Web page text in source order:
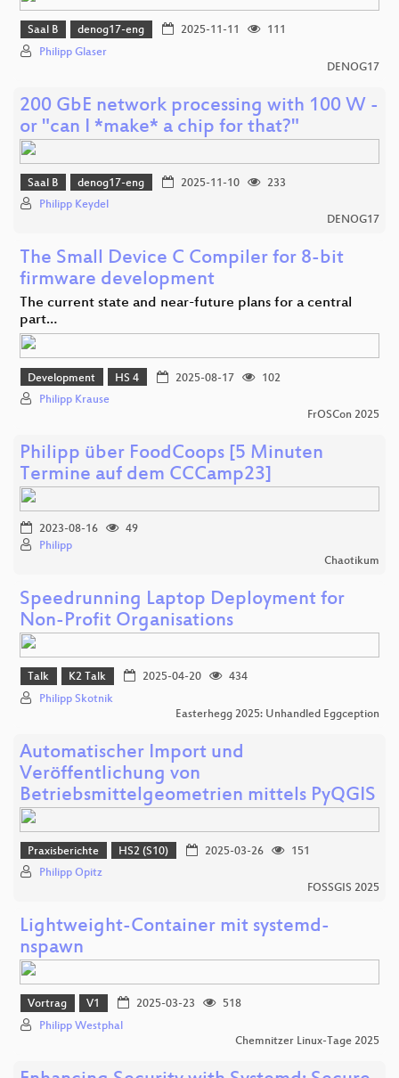
Saal B denog17-eng 2025-11-11
111
Philipp Glaser
DENOG17
200 GbE network processing with 100 W -
or "can I *make* a chip for that?"
Saal B denog17-eng 2025-11-10
233
Philipp Keydel
DENOG17
The Small Device C Compiler for 8-bit
firmware development
The current state and near-future plans for a central
part…
Development HS 4 2025-08-17
102
Philipp Krause
FrOSCon 2025
Philipp über FoodCoops [5 Minuten
Termine auf dem CCCamp23]
2023-08-16
49
Philipp
Chaotikum
Speedrunning Laptop Deployment for
Non-Profit Organisations
Talk K2 Talk 2025-04-20
434
Philipp Skotnik
Easterhegg 2025: Unhandled Eggception
Automatischer Import und
Veröffentlichung von
Betriebsmittelgeometrien mittels PyQGIS
Praxisberichte HS2 (S10) 2025-03-26
151
Philipp Opitz
FOSSGIS 2025
Lightweight-Container mit systemd-
nspawn
Vortrag V1 2025-03-23
518
Philipp Westphal
Chemnitzer Linux-Tage 2025